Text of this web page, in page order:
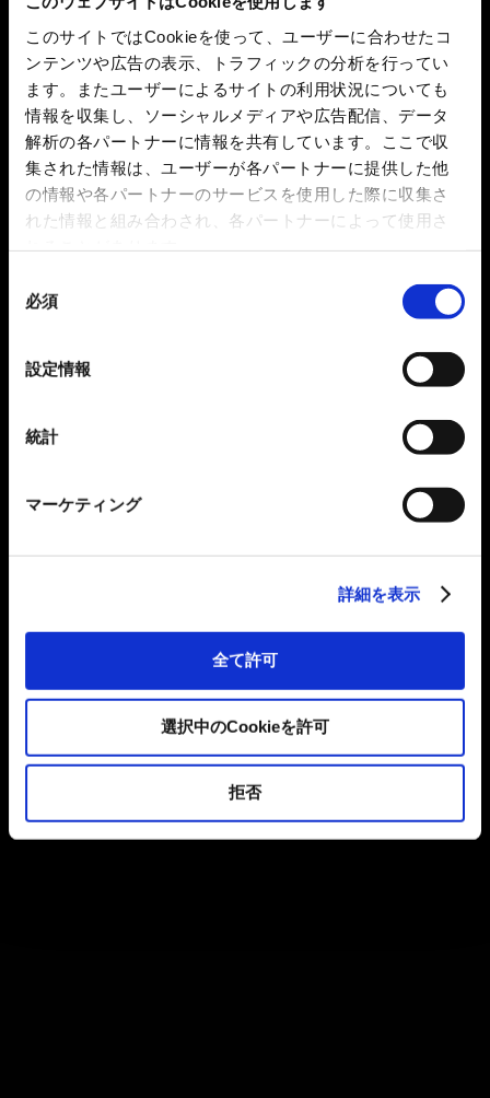
このサイトではCookieを使って、ユーザーに合わせたコ
ンテンツや広告の表示、トラフィックの分析を行ってい
ます。またユーザーによるサイトの利用状況についても
情報を収集し、ソーシャルメディアや広告配信、データ
解析の各パートナーに情報を共有しています。ここで収
集された情報は、ユーザーが各パートナーに提供した他
の情報や各パートナーのサービスを使用した際に収集さ
れた情報と組み合わされ、各パートナーによって使用さ
必須
設定情報
統計
マーケティング
詳細を表示
全て許可
選択中のCookieを許可
拒否